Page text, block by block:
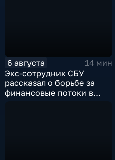
6 августа
14 мин
Экс-сотрудник СБУ
рассказал о борьбе за
финансовые потоки в